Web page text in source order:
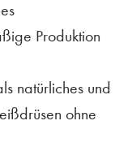
Produktion
natürliches und
ohne